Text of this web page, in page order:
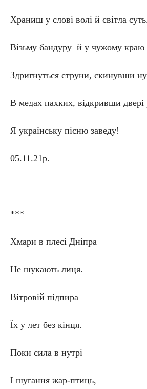
Храниш у слові волі й світла
Візьму бандуру й у чужому краю
Здригнуться струни, скинувши
В медах пахких, відкривши
Я українську пісню заведу!
05.11.21р.
***
Хмари в плесі Дніпра
Не шукають лиця.
Вітровій підпира
Їх у лет без кінця.
Поки сила в нутрі
І шугання жар-птиць,